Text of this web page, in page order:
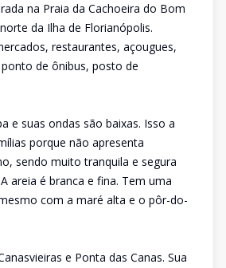
na Praia da Cachoeira do Bom
da Ilha de Florianópolis.
restaurantes, açougues,
de ônibus, posto de
e suas ondas são baixas. Isso a
porque não apresenta
sendo muito tranquila e segura
areia é branca e fina. Tem uma
com a maré alta e o pôr-do-
e Ponta das Canas. Sua